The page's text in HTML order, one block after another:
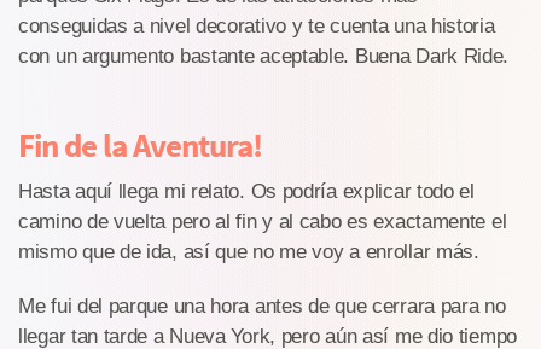
conseguidas a nivel decorativo y te cuenta una historia
con un argumento bastante aceptable. Buena Dark Ride.
Fin de la Aventura!
Hasta aquí llega mi relato. Os podría explicar todo el
camino de vuelta pero al fin y al cabo es exactamente el
mismo que de ida, así que no me voy a enrollar más.
Me fui del parque una hora antes de que cerrara para no
llegar tan tarde a Nueva York, pero aún así me dio tiempo